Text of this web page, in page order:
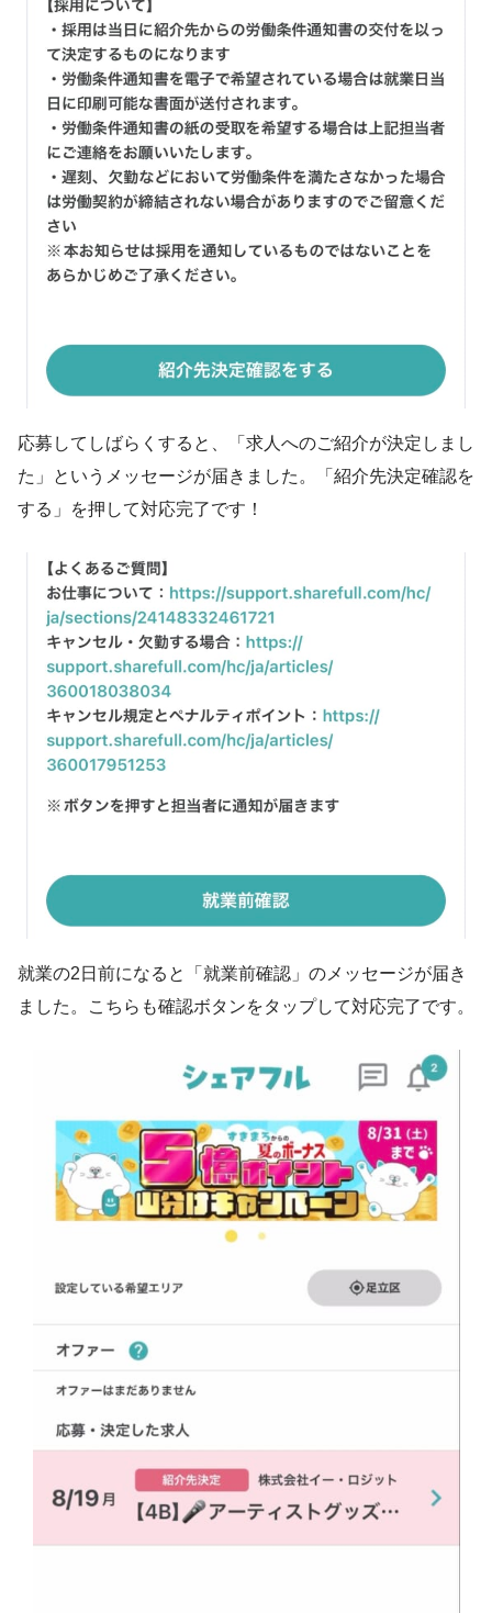
応募してしばらくすると、「求人へのご紹介が決定しまし
た」というメッセージが届きました。「紹介先決定確認を
する」を押して対応完了です！
就業の2日前になると「就業前確認」のメッセージが届き
ました。こちらも確認ボタンをタップして対応完了です。